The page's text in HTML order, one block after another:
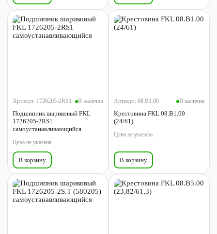
Артикул: 1726205-2RS1 В наличии
Подшипник шариковый FKL
1726205-2RS1
самоустанавливающийся
Цена не указана
В корзину
Артикул: 08.B1.00 В наличии
Крестовина FKL 08.B1.00
(24/61)
Цена не указана
В корзину